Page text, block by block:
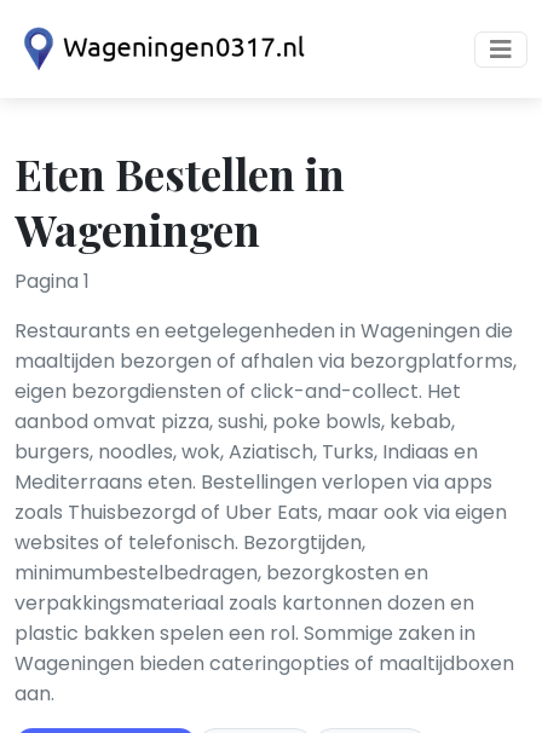
Eten Bestellen in
Wageningen
Pagina 1
Restaurants en eetgelegenheden in Wageningen die
maaltijden bezorgen of afhalen via bezorgplatforms,
eigen bezorgdiensten of click-and-collect. Het
aanbod omvat pizza, sushi, poke bowls, kebab,
burgers, noodles, wok, Aziatisch, Turks, Indiaas en
Mediterraans eten. Bestellingen verlopen via apps
zoals Thuisbezorgd of Uber Eats, maar ook via eigen
websites of telefonisch. Bezorgtijden,
minimumbestelbedragen, bezorgkosten en
verpakkingsmateriaal zoals kartonnen dozen en
plastic bakken spelen een rol. Sommige zaken in
Wageningen bieden cateringopties of maaltijdboxen
aan.